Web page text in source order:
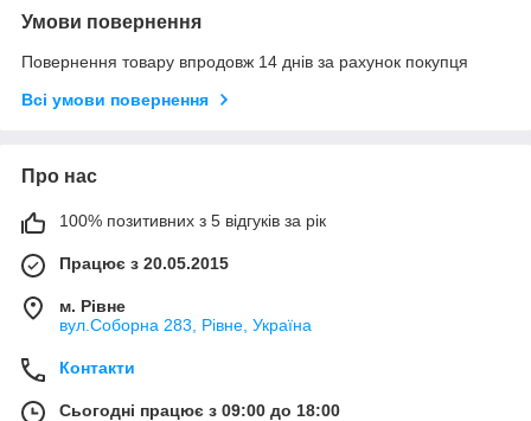
Умови повернення
Повернення товару впродовж 14 днів за рахунок покупця
Всі умови повернення
Про нас
100% позитивних з 5 відгуків за рік
Працює з 20.05.2015
м. Рівне
вул.Соборна 283, Рівне, Україна
Контакти
Сьогодні працює з 09:00 до 18:00